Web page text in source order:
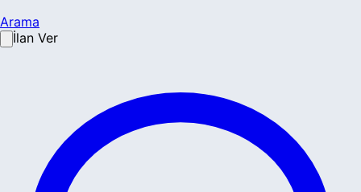
Arama
İlan Ver